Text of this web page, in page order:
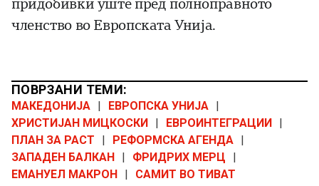
придобивки уште пред полноправното
членство во Европската Унија.
ПОВРЗАНИ ТЕМИ:
МАКЕДОНИЈА ЕВРОПСКА УНИЈА
ХРИСТИЈАН МИЦКОСКИ
ЕВРОИНТЕГРАЦИИ
ПЛАН ЗА РАСТ
РЕФОРМСКА АГЕНДА
ЗАПАДЕН БАЛКАН
ФРИДРИХ МЕРЦ
ЕМАНУЕЛ МАКРОН
САМИТ ВО ТИВАТ